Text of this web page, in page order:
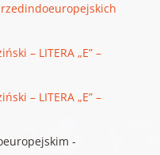
– LITERA „E” –
– LITERA „E” –
-